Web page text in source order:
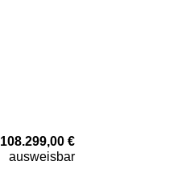
108.299,00 €
ausweisbar